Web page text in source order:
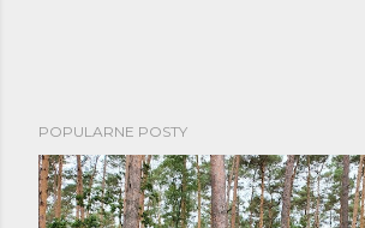
POPULARNE POSTY